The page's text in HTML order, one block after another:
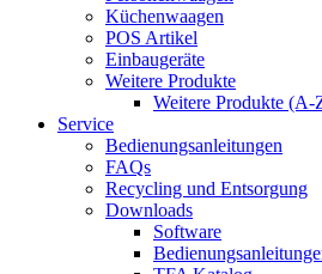
Küchenwaagen
POS Artikel
Einbaugeräte
Weitere Produkte
Weitere Produkte (A-
Service
Bedienungsanleitungen
FAQs
Recycling und Entsorgung
Downloads
Software